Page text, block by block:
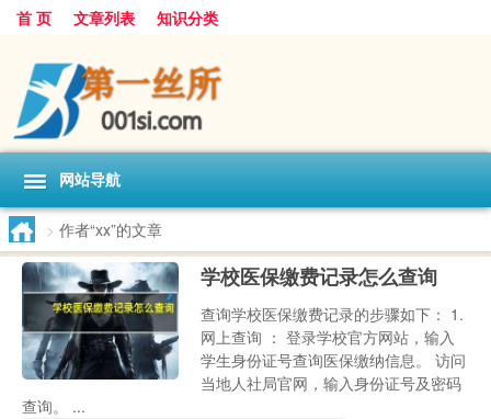
首 页 文章列表 知识分类
网站导航
> 作者“xx”的文章
学校医保缴费记录怎么查询
查询学校医保缴费记录的步骤如下： 1.
网上查询 ： 登录学校官方网站，输入
学生身份证号查询医保缴纳信息。 访问
当地人社局官网，输入身份证号及密码
查询。 ...